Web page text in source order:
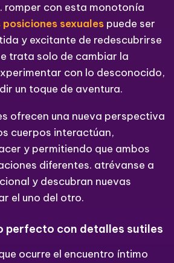
romper con esta monotonía
posiciones sexuales puede ser
y excitante de redescubrirse
trata solo de cambiar la
con lo desconocido,
un toque de aventura.
ofrecen una nueva perspectiva
cuerpos interactúan,
y permitiendo que ambos
diferentes. atrévanse a
y descubran nuevas
el uno del otro.
perfecto con detalles sutiles
ocurre el encuentro íntimo